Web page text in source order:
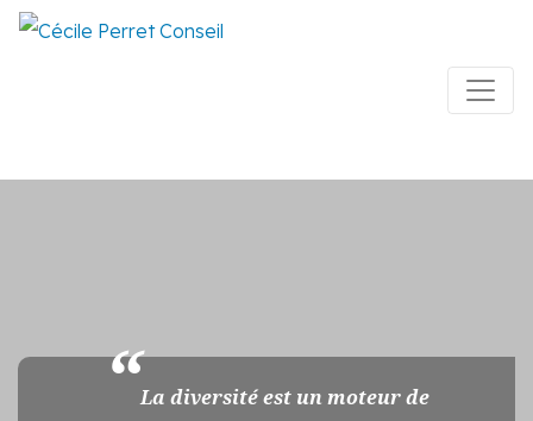
La diversité est un moteur de